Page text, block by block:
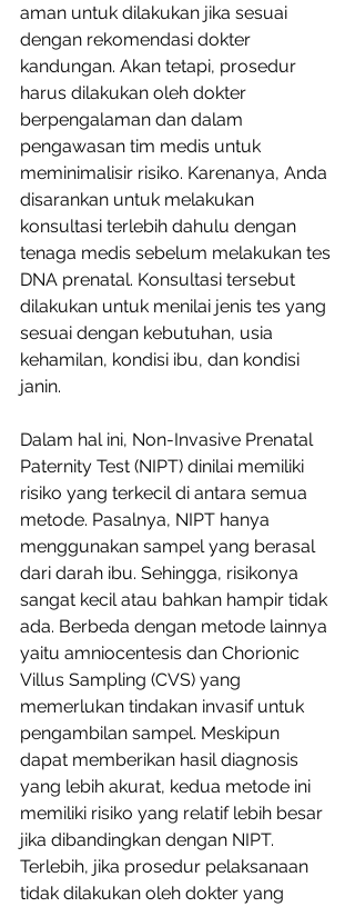
aman untuk dilakukan jika sesuai
dengan rekomendasi dokter
kandungan. Akan tetapi, prosedur
harus dilakukan oleh dokter
berpengalaman dan dalam
pengawasan tim medis untuk
meminimalisir risiko. Karenanya, Anda
disarankan untuk melakukan
konsultasi terlebih dahulu dengan
tenaga medis sebelum melakukan tes
DNA prenatal. Konsultasi tersebut
dilakukan untuk menilai jenis tes yang
sesuai dengan kebutuhan, usia
kehamilan, kondisi ibu, dan kondisi
janin.
Dalam hal ini, Non-Invasive Prenatal
Paternity Test (NIPT) dinilai memiliki
risiko yang terkecil di antara semua
metode. Pasalnya, NIPT hanya
menggunakan sampel yang berasal
dari darah ibu. Sehingga, risikonya
sangat kecil atau bahkan hampir tidak
ada. Berbeda dengan metode lainnya
yaitu amniocentesis dan Chorionic
Villus Sampling (CVS) yang
memerlukan tindakan invasif untuk
pengambilan sampel. Meskipun
dapat memberikan hasil diagnosis
yang lebih akurat, kedua metode ini
memiliki risiko yang relatif lebih besar
jika dibandingkan dengan NIPT.
Terlebih, jika prosedur pelaksanaan
tidak dilakukan oleh dokter yang